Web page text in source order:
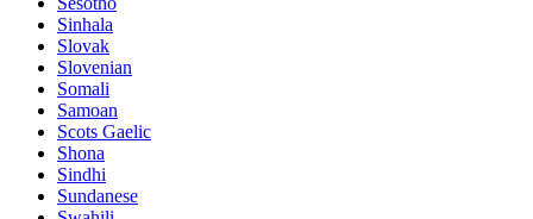
Sinhala
Slovak
Slovenian
Somali
Samoan
Scots Gaelic
Shona
Sindhi
Sundanese